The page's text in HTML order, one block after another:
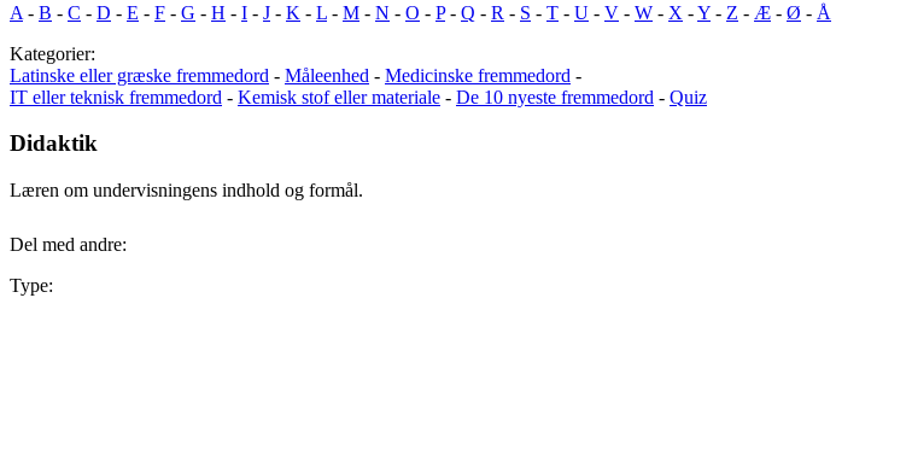
A - B - C - D - E - F - G - H - I - J - K - L - M - N - O - P- Q - R - S - T - U - V - W - X -Y - Z - Æ - Ø - Å
Kategorier:
Latinske eller græske fremmedord - Måleenhed - Medicinske fremmedord -
IT eller teknisk fremmedord - Kemisk stof eller materiale - De 10 nyeste fremmedord - Quiz
Didaktik
Læren om undervisningens indhold og formål.
Del med andre:
Type: